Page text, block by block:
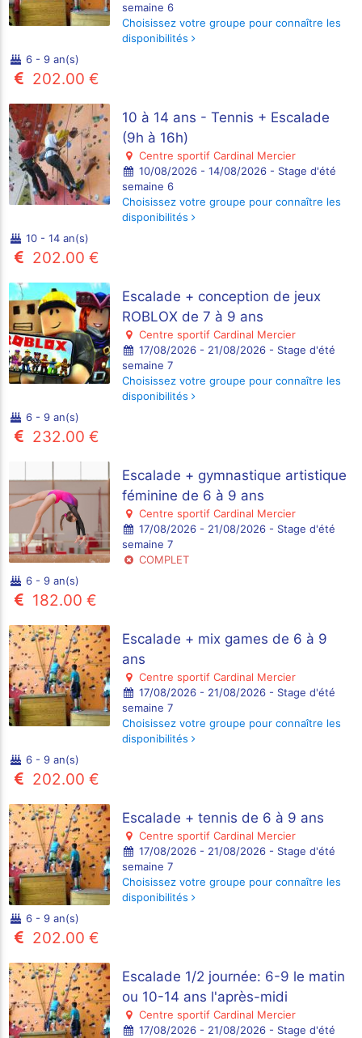
semaine 6
Choisissez votre groupe pour connaître les
disponibilités
6 - 9 an(s)
202.00 €
10 à 14 ans - Tennis + Escalade
(9h à 16h)
Centre sportif Cardinal Mercier
10/08/2026 - 14/08/2026 - Stage d'été
semaine 6
Choisissez votre groupe pour connaître les
disponibilités
10 - 14 an(s)
202.00 €
Escalade + conception de jeux
ROBLOX de 7 à 9 ans
Centre sportif Cardinal Mercier
17/08/2026 - 21/08/2026 - Stage d'été
semaine 7
Choisissez votre groupe pour connaître les
disponibilités
6 - 9 an(s)
232.00 €
Escalade + gymnastique artistique
féminine de 6 à 9 ans
Centre sportif Cardinal Mercier
17/08/2026 - 21/08/2026 - Stage d'été
semaine 7
COMPLET
6 - 9 an(s)
182.00 €
Escalade + mix games de 6 à 9
ans
Centre sportif Cardinal Mercier
17/08/2026 - 21/08/2026 - Stage d'été
semaine 7
Choisissez votre groupe pour connaître les
disponibilités
6 - 9 an(s)
202.00 €
Escalade + tennis de 6 à 9 ans
Centre sportif Cardinal Mercier
17/08/2026 - 21/08/2026 - Stage d'été
semaine 7
Choisissez votre groupe pour connaître les
disponibilités
6 - 9 an(s)
202.00 €
Escalade 1/2 journée: 6-9 le matin
ou 10-14 ans l'après-midi
Centre sportif Cardinal Mercier
17/08/2026 - 21/08/2026 - Stage d'été